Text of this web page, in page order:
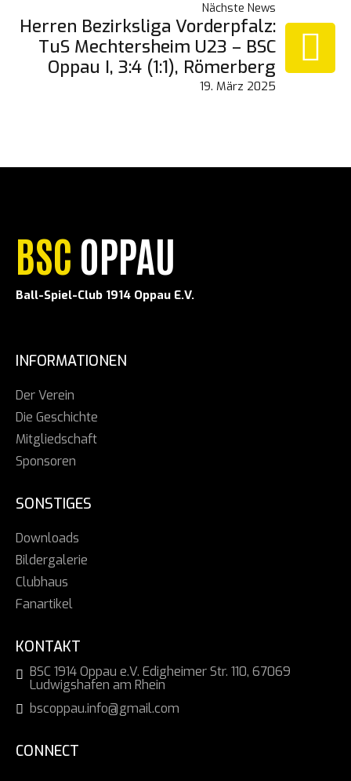
Nächste News
Herren Bezirksliga Vorderpfalz:
TuS Mechtersheim U23 – BSC
Oppau I, 3:4 (1:1), Römerberg
19. März 2025
BSC OPPAU
Ball-Spiel-Club 1914 Oppau E.V.
INFORMATIONEN
Der Verein
Die Geschichte
Mitgliedschaft
Sponsoren
SONSTIGES
Downloads
Bildergalerie
Clubhaus
Fanartikel
KONTAKT
BSC 1914 Oppau e.V. Edigheimer Str. 110, 67069
Ludwigshafen am Rhein
bscoppau.info@gmail.com
CONNECT